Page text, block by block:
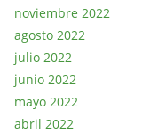
noviembre 2022
agosto 2022
julio 2022
junio 2022
mayo 2022
abril 2022